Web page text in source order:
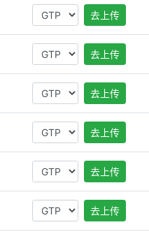
去上传
去上传
去上传
去上传
去上传
去上传